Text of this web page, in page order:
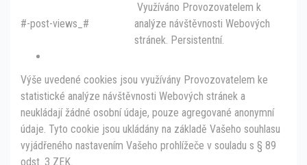
#-post-views_#
Využíváno Provozovatelem k
analýze návštěvnosti Webových
stránek. Persistentní.
Výše uvedené cookies jsou využívány Provozovatelem ke
statistické analýze návštěvnosti Webových stránek a
neukládají žádné osobní údaje, pouze agregované anonymní
údaje. Tyto cookie jsou ukládány na základě Vašeho souhlasu
vyjádřeného nastavením Vašeho prohlížeče v souladu s § 89
odst. 3 ZEK.